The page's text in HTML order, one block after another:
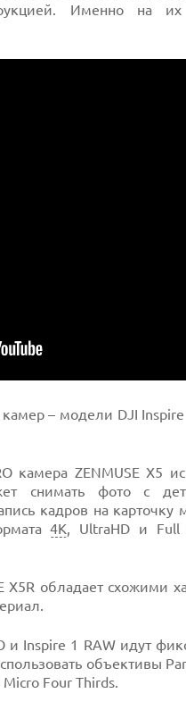
Именно на их
– модели DJI Inspire
камера ZENMUSE X5
снимать фото с
кадров на карточку
4K, UltraHD и Full
X5R обладает схожими
и Inspire 1 RAW идут
объективы
Four Thirds.